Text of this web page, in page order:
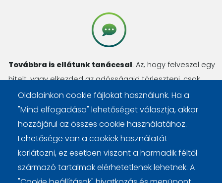
Továbbra is ellátunk tanáccsal. Az, hogy felveszel egy
hitelt, vagy elkezded az adósságaid törleszteni, csak
kezdőlépés. Számos kérdésed lesz még, amit
megválaszolunk, haladásod pedig nyomon követjük.
Oldalainkon cookie fájlokat használunk. Ha a
"Mind elfogadása" lehetőséget választja, akkor
hozzájárul az összes cookie használatához.
Lehetősége van a cookiek használatát
korlátozni, ez esetben viszont a harmadik féltől
származó tartalmak elérhetetlenek lehetnek. A
LáblécCookie beállítások Cookie kezelési tájékoztató